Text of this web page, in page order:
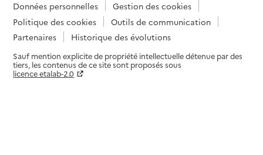
Données personnelles
Gestion des cookies
Politique des cookies
Outils de communication
Partenaires
Historique des évolutions
Sauf mention explicite de propriété intellectuelle détenue par des
tiers, les contenus de ce site sont proposés sous
licence etalab-2.0